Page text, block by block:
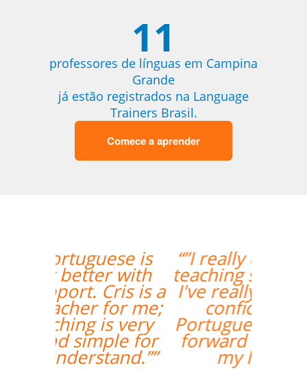
11
professores de línguas em Campina
Grande
já estão registrados na Language
Trainers Brasil.
Comece a aprender
“”I really enjoyed Ana's
teaching style and I feel
I've really grown in my
confidence with
Portuguese.I'm looking
forward to continuing
my lessons.””